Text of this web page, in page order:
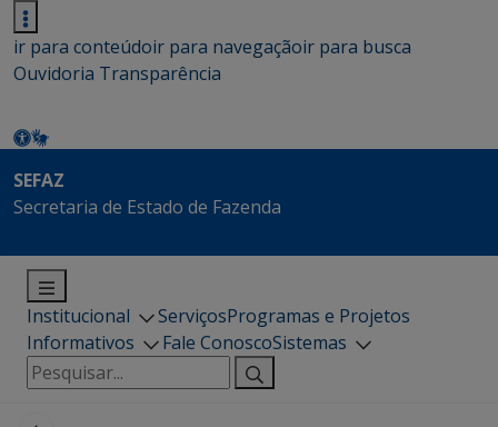
ir para conteúdoir para navegaçãoir para busca
Ouvidoria Transparência
SEFAZ
Secretaria de Estado de Fazenda
Institucional ServiçosProgramas e Projetos
Informativos
Fale ConoscoSistemas
Pesquisar
por: